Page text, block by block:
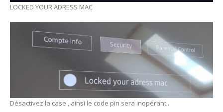
LOCKED YOUR ADRESS MAC
Désactivez la case , ainsi le code pin sera inopérant .